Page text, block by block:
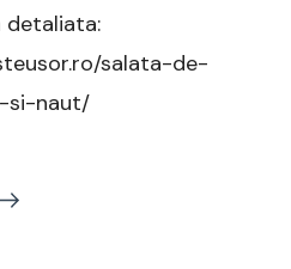
salata-de-
si-naut/